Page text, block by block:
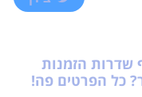
שדרות הזמנות
כל הפרטים פה!